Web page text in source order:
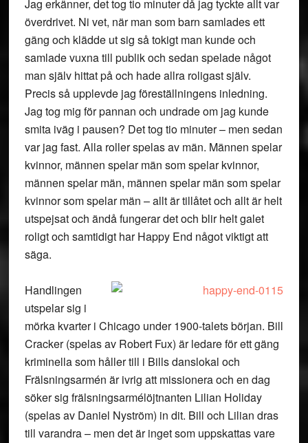
Jag erkänner, det tog tio minuter då jag tyckte allt var
överdrivet. Ni vet, när man som barn samlades ett
gäng och klädde ut sig så tokigt man kunde och
samlade vuxna till publik och sedan spelade något
man själv hittat på och hade allra roligast själv.
Precis så upplevde jag föreställningens inledning.
Jag tog mig för pannan och undrade om jag kunde
smita iväg i pausen? Det tog tio minuter – men sedan
var jag fast. Alla roller spelas av män. Männen spelar
kvinnor, männen spelar män som spelar kvinnor,
männen spelar män, männen spelar män som spelar
kvinnor som spelar män – allt är tillåtet och allt är helt
utspejsat och ändå fungerar det och blir helt galet
roligt och samtidigt har Happy End något viktigt att
säga.
Handlingen
utspelar sig i
mörka kvarter i Chicago under 1900-talets början. Bill
Cracker (spelas av Robert Fux) är ledare för ett gäng
kriminella som håller till i Bills danslokal och
Frälsningsarmén är ivrig att missionera och en dag
söker sig frälsningsarmélöjtnanten Lilian Holiday
(spelas av Daniel Nyström) in dit. Bill och Lilian dras
till varandra – men det är inget som uppskattas vare